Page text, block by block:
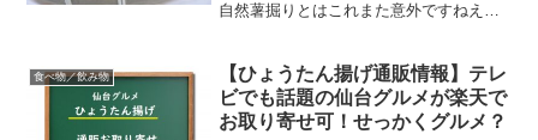
自然薯掘りとはこれまた意外ですねえ。
グでお取り寄せできる自然薯情報ご紹介
しまーす。自然薯通...
食べ物／飲み物
【ひょうたん揚げ通販情報】テレ
ビでも話題の仙台グルメが楽天で
お取り寄せ可！せっかくグルメ？